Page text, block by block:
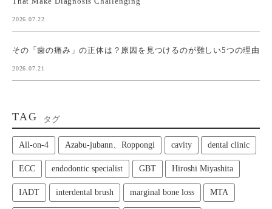
2026.07.22
その「歯の痛み」の正体は？原因を見つけるのが難しい5つの理由
2026.07.21
TAG タグ
All‑on‑4 Azabu-jubann、Roppongi cavity dental clinic
ECC endodontic specialist GBT Hiroshi Miyashita
IADT interdental brush marginal bone loss MTA